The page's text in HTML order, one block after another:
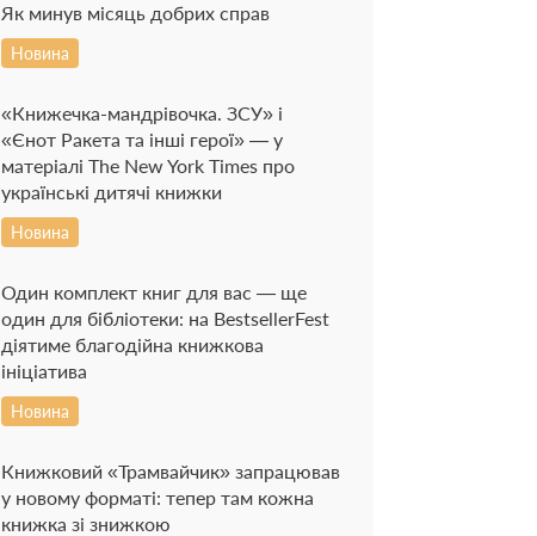
Як минув місяць добрих справ
Новина
«Книжечка-мандрівочка. ЗСУ» і
«Єнот Ракета та інші герої» — у
матеріалі The New York Times про
українські дитячі книжки
Новина
Один комплект книг для вас — ще
один для бібліотеки: на BestsellerFest
діятиме благодійна книжкова
ініціатива
Новина
Книжковий «Трамвайчик» запрацював
у новому форматі: тепер там кожна
книжка зі знижкою